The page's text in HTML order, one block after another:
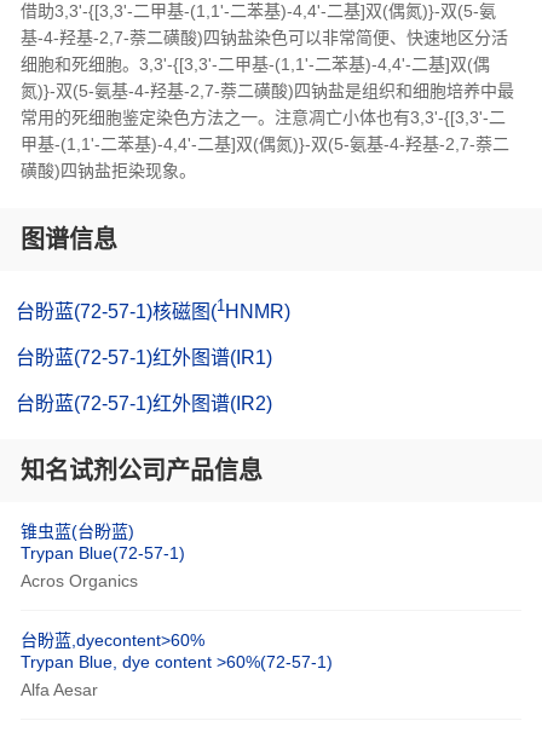
借助3,3'-{[3,3'-二甲基-(1,1'-二苯基)-4,4'-二基]双(偶氮)}-双(5-氨
基-4-羟基-2,7-萘二磺酸)四钠盐染色可以非常简便、快速地区分活
细胞和死细胞。3,3'-{[3,3'-二甲基-(1,1'-二苯基)-4,4'-二基]双(偶
氮)}-双(5-氨基-4-羟基-2,7-萘二磺酸)四钠盐是组织和细胞培养中最
常用的死细胞鉴定染色方法之一。注意凋亡小体也有3,3'-{[3,3'-二
甲基-(1,1'-二苯基)-4,4'-二基]双(偶氮)}-双(5-氨基-4-羟基-2,7-萘二
磺酸)四钠盐拒染现象。
图谱信息
台盼蓝(72-57-1)核磁图(1HNMR)
台盼蓝(72-57-1)红外图谱(IR1)
台盼蓝(72-57-1)红外图谱(IR2)
知名试剂公司产品信息
锥虫蓝(台盼蓝)
Trypan Blue(72-57-1)
Acros Organics
台盼蓝,dyecontent>60%
Trypan Blue, dye content >60%(72-57-1)
Alfa Aesar